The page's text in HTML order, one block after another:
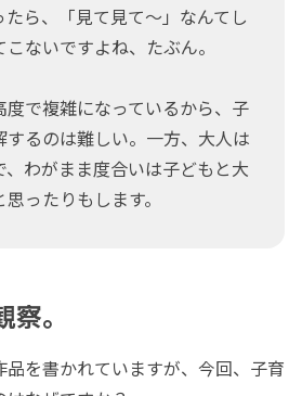
ら、「見て見て～」なんてし
ないですよね、たぶん。
で複雑になっているから、子
するのは難しい。一方、大人は
わがまま度合いは子どもと大
ったりもします。
。
品を書かれていますが、今回、子育